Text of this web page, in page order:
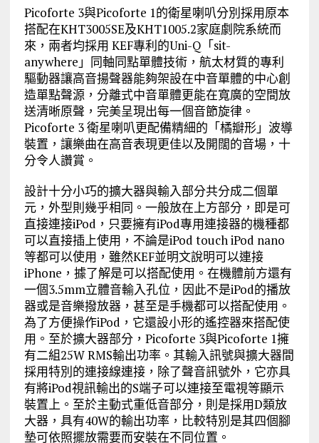
Picoforte 3與Picoforte 1的衛星喇叭分別採用原本
搭配在KHT3005SE及KHT1005.2家庭劇院系統而
來，兩者均採用 KEF專利的Uni-Q「sit-
anywhere」同軸同點單體技術，航太材質的專利
驅動器讓高音揚聲器能夠架設在中音單體的中心創
造單點聲源，分離式中音單體更能在寬廣的空間放
送清晰原聲，完美呈現出每一個音節旋律。
Picoforte 3 衛星喇叭更配備精細的「橘瓣形」波導
裝置，讓樂曲在高音表現更佳以及開闊的音場，十
分令人讚賞。
設計十分小巧的擴大器與輸入部分共分成二個單
元，外型則幾乎相同。一般放在上方部分，即是可
直接連接iPod，只要擁有iPod專用連接器的機種都
可以直接插上使用，不論是iPod touch iPod nano
等都可以使用，雖然KEF並明文說明可以連接
iPhone，據了解是可以搭配使用。在機體前方還有
一個3.5mm立體音輸入孔位，因此不是iPod的播放
器或是音樂撥放器，甚至是手機都可以搭配使用。
為了方便操作iPod，它還設小形的遙控器來搭配使
用。至於擴大器部分，Picoforte 3與Picoforte 1擁
有二組25W RMS輸出功率。其輸入訊號與擴大器間
採用特別的連接線連接，除了聲音訊號外，它亦具
有將iPod視訊輸出的S端子可以連接至電視等顯示
裝置上。至於主動式重低音部分，則是採用D類放
大器，具有40W的輸出功率，比較特別是其四個腳
墊可依照擺放需要而安裝在不同位置。